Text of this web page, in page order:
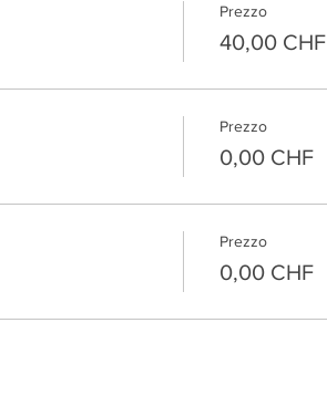
Prezzo
40,00 CHF
Prezzo
0,00 CHF
Prezzo
0,00 CHF